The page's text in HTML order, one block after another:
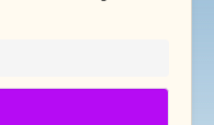
et de ses batraciens
de loisirs, services à la
bibliothèque